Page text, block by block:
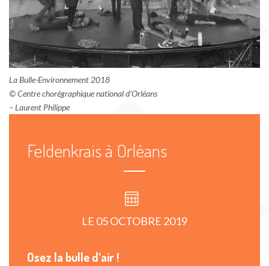
La Bulle-Environnement 2018
© Centre chorégraphique national d’Orléans
– Laurent Philippe
Feldenkrais à Orléans
LE 05 OCTOBRE 2019
Osez la bulle d’air !